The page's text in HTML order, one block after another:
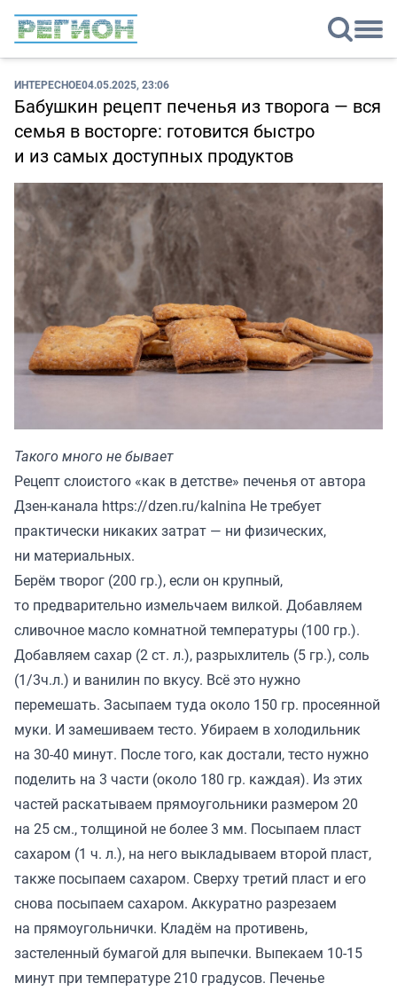
ИНТЕРЕСНОЕ04.05.2025, 23:06
Бабушкин рецепт печенья из творога — вся
семья в восторге: готовится быстро
и из самых доступных продуктов
Такого много не бывает
Рецепт слоистого «как в детстве» печенья от автора
Дзен-канала https://dzen.ru/kalnina Не требует
практически никаких затрат — ни физических,
ни материальных.
Берём творог (200 гр.), если он крупный,
то предварительно измельчаем вилкой. Добавляем
сливочное масло комнатной температуры (100 гр.).
Добавляем сахар (2 ст. л.), разрыхлитель (5 гр.), соль
(1/3ч.л.) и ванилин по вкусу. Всё это нужно
перемешать. Засыпаем туда около 150 гр. просеянной
муки. И замешиваем тесто. Убираем в холодильник
на 30-40 минут. После того, как достали, тесто нужно
поделить на 3 части (около 180 гр. каждая). Из этих
частей раскатываем прямоугольники размером 20
на 25 см., толщиной не более 3 мм. Посыпаем пласт
сахаром (1 ч. л.), на него выкладываем второй пласт,
также посыпаем сахаром. Сверху третий пласт и его
снова посыпаем сахаром. Аккуратно разрезаем
на прямоугольнички. Кладём на противень,
застеленный бумагой для выпечки. Выпекаем 10-15
минут при температуре 210 градусов. Печенье